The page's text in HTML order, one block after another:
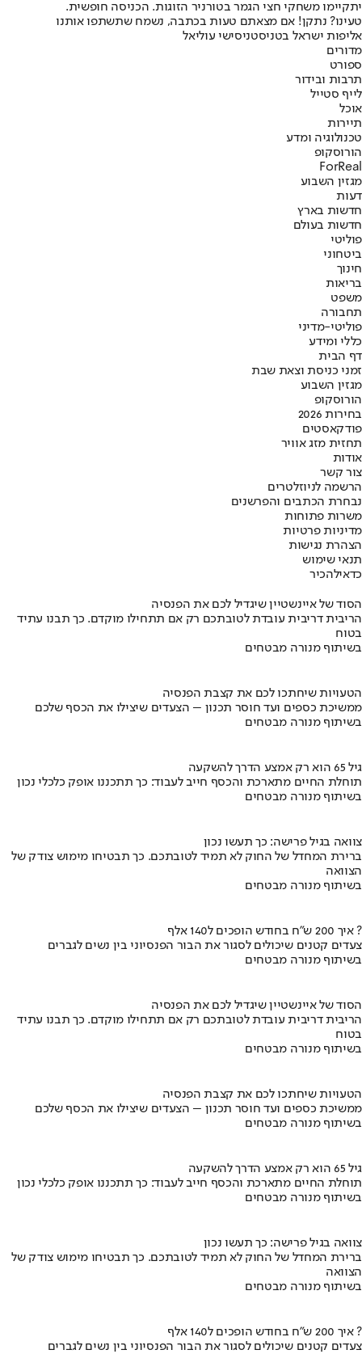
יתקיימו משחקי חצי הגמר בטורניר הזוגות. הכניסה חופשית.
טעינו? נתקן! אם מצאתם טעות בכתבה, נשמח שתשתפו אותנו
אליפות ישראל בטניסטניסישי עוליאל
מדורים
ספורט
תרבות ובידור
לייף סטייל
אוכל
תיירות
טכנולוגיה ומדע
הורוסקופ
ForReal
מגזין השבוע
דעות
חדשות בארץ
חדשות בעולם
פוליטי
ביטחוני
חינוך
בריאות
משפט
תחבורה
פוליטי-מדיני
כללי ומידע
דף הבית
זמני כניסת וצאת שבת
מגזין השבוע
הורוסקופ
בחירות 2026
פודקאסטים
תחזית מזג אוויר
אודות
צור קשר
הרשמה לניוזלטרים
נבחרת הכתבים והפרשנים
משרות פתוחות
מדיניות פרטיות
הצהרת נגישות
תנאי שימוש
כדאילהכיר
הסוד של איינשטיין שיגדיל לכם את הפנסיה
הריבית דריבית עובדת לטובתכם רק אם תתחילו מוקדם. כך תבנו עתיד
בטוח
בשיתוף מנורה מבטחים
הטעויות שיחתכו לכם את קצבת הפנסיה
ממשיכת כספים ועד חוסר תכנון – הצעדים שיצילו את הכסף שלכם
בשיתוף מנורה מבטחים
גיל 65 הוא רק אמצע הדרך להשקעה
תוחלת החיים מתארכת והכסף חייב לעבוד: כך תתכננו אופק כלכלי נכון
בשיתוף מנורה מבטחים
צוואה בגיל פרישה: כך תעשו נכון
ברירת המחדל של החוק לא תמיד לטובתכם. כך תבטיחו מימוש צודק של
הצוואה
בשיתוף מנורה מבטחים
איך 200 ש"ח בחודש הופכים ל140 אלף ?
צעדים קטנים שיכולים לסגור את הבור הפנסיוני בין נשים לגברים
בשיתוף מנורה מבטחים
הסוד של איינשטיין שיגדיל לכם את הפנסיה
הריבית דריבית עובדת לטובתכם רק אם תתחילו מוקדם. כך תבנו עתיד
בטוח
בשיתוף מנורה מבטחים
הטעויות שיחתכו לכם את קצבת הפנסיה
ממשיכת כספים ועד חוסר תכנון – הצעדים שיצילו את הכסף שלכם
בשיתוף מנורה מבטחים
גיל 65 הוא רק אמצע הדרך להשקעה
תוחלת החיים מתארכת והכסף חייב לעבוד: כך תתכננו אופק כלכלי נכון
בשיתוף מנורה מבטחים
צוואה בגיל פרישה: כך תעשו נכון
ברירת המחדל של החוק לא תמיד לטובתכם. כך תבטיחו מימוש צודק של
הצוואה
בשיתוף מנורה מבטחים
איך 200 ש"ח בחודש הופכים ל140 אלף ?
צעדים קטנים שיכולים לסגור את הבור הפנסיוני בין נשים לגברים